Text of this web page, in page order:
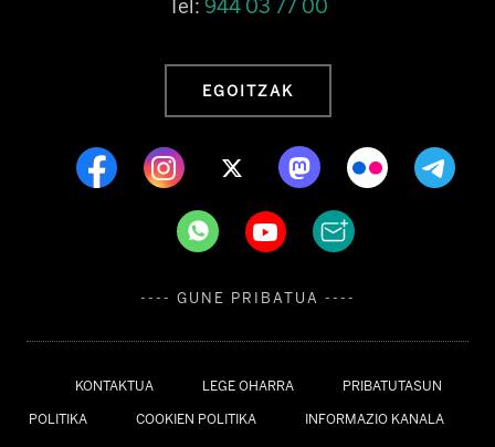
KONTAKTUA LEGE OHARRA PRIBATUTASUN
POLITIKA COOKIEN POLITIKA INFORMAZIO KANALA
Tel: 944 03 77 00
EGOITZAK
---- GUNE PRIBATUA ----